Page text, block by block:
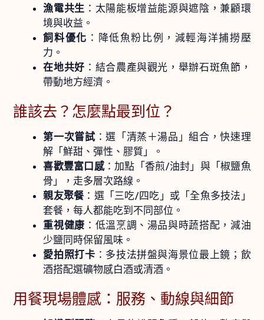
漁電共生 ：太陽能板增益能源與遮陰，兼顧環
境與收益。
飼料優化 ：降低魚粉比例，減輕海洋捕撈壓
力。
在地共好 ：結合農產與觀光，舉辦石斑魚節，
帶動地方經濟。
誰該去？怎麼點最到位？
第一次嘗試 ：選「清蒸＋湯品」組合，快速理
解「鮮甜、彈性、膠質」。
喜歡豐富口感：加點「香煎/油封」與「椒鹽魚
骨」，走多層次路線。
親友聚餐：選「三吃/四吃」或「全魚多技法」
套餐，每人都能吃到不同部位。
重視健康 ：低溫烹調、湯品與時蔬搭配，減油
少鹽同時保留風味。
愛拍照打卡 ：多技法拼盤與海景位最上鏡；飲
酒搭配選礦物感白酒或清酒。
用餐現場體感：服務、動線與細節